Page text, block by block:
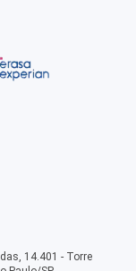
14.401 - Torre